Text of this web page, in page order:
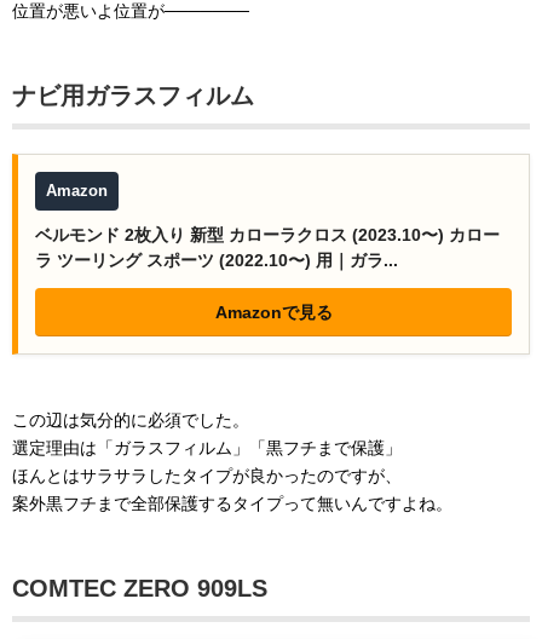
位置が悪いよ位置が───────
ナビ用ガラスフィルム
Amazon
ベルモンド 2枚入り 新型 カローラクロス (2023.10〜) カロー
ラ ツーリング スポーツ (2022.10〜) 用｜ガラ...
Amazonで見る
この辺は気分的に必須でした。
選定理由は「ガラスフィルム」「黒フチまで保護」
ほんとはサラサラしたタイプが良かったのですが、
案外黒フチまで全部保護するタイプって無いんですよね。
COMTEC ZERO 909LS